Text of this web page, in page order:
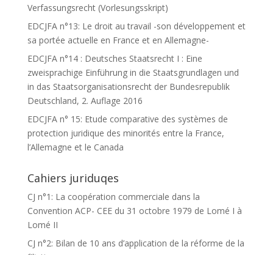
Verfassungsrecht (Vorlesungsskript)
EDCJFA n°13: Le droit au travail -son développement et
sa portée actuelle en France et en Allemagne-
EDCJFA n°14 : Deutsches Staatsrecht I : Eine
zweisprachige Einführung in die Staatsgrundlagen und
in das Staatsorganisationsrecht der Bundesrepublik
Deutschland, 2. Auflage 2016
EDCJFA n° 15: Etude comparative des systèmes de
protection juridique des minorités entre la France,
l’Allemagne et le Canada
Cahiers juriduqes
CJ n°1: La coopération commerciale dans la
Convention ACP- CEE du 31 octobre 1979 de Lomé I à
Lomé II
CJ n°2: Bilan de 10 ans d’application de la réforme de la